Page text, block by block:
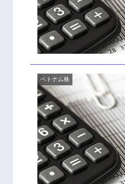
ベトナム株